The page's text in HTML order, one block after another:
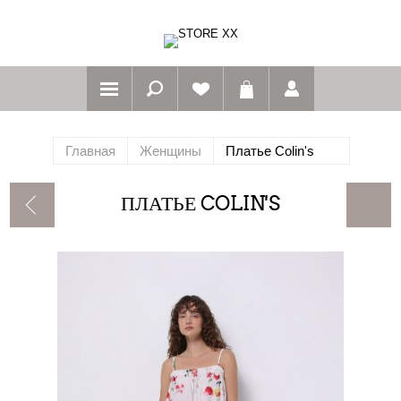
Главная Женщины Платье Colin's
ПЛАТЬЕ COLIN'S